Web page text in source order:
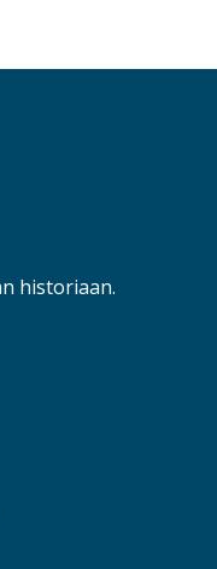
historiaan.